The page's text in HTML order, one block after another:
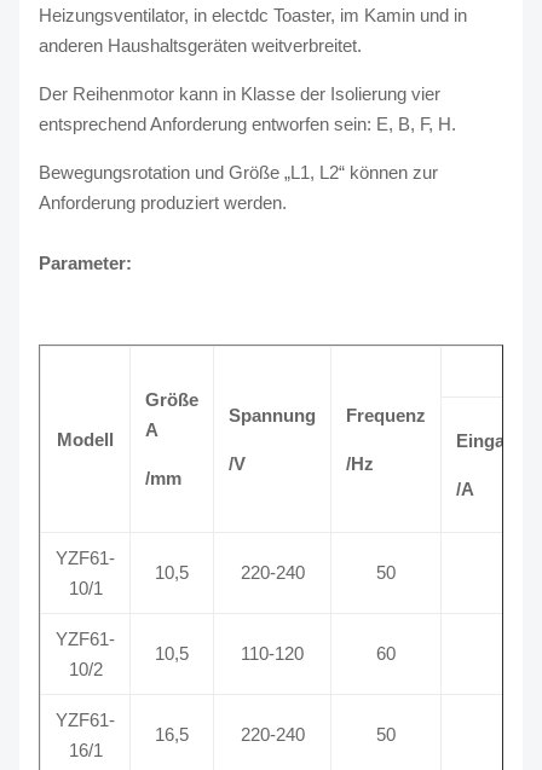
Betriebstemperatur/Feuchtigkeit
- 40 OC zu + 55 OC/5%
bis 95% relative
Heizungsventilator, in electdc Toaster, im Kamin und in
anderen Haushaltsgeräten weitverbreitet.
Der Reihenmotor kann in Klasse der Isolierung vier
entsprechend Anforderung entworfen sein: E, B, F, H.
Bewegungsrotation und Größe „L1, L2“ können zur
Anforderung produziert werden.
Parameter:
Modell
Größe
A
/mm
Spannung
/V
Frequenz
/Hz
/A
YZF61-
10/1
10,5 220-240 50
YZF61-
10/2
10,5 110-120 60
YZF61-
16/1
16,5 220-240 50